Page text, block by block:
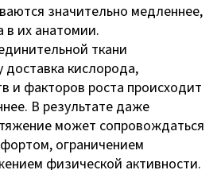
значительно медленнее,
их анатомии.
ткани
доставка кислорода,
и факторов роста происходит
В результате даже
может сопровождаться
ограничением
физической активности.